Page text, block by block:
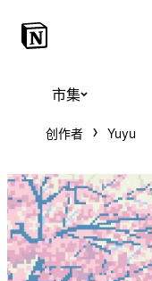
市集
创作者 Yuyu